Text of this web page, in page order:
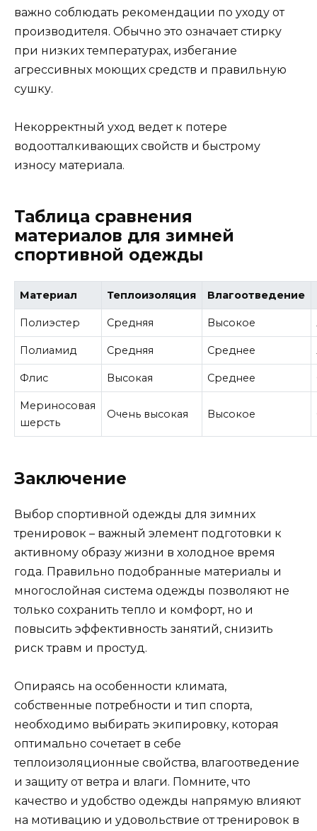
важно соблюдать рекомендации по уходу от
производителя. Обычно это означает стирку
при низких температурах, избегание
агрессивных моющих средств и правильную
сушку.
Некорректный уход ведет к потере
водоотталкивающих свойств и быстрому
износу материала.
Таблица сравнения
материалов для зимней
спортивной одежды
Материал Теплоизоляция Влагоотведение
Полиэстер Средняя Высокое
Полиамид Средняя Среднее
Флис Высокая Среднее
Мериносовая
шерсть
Очень высокая Высокое
Заключение
Выбор спортивной одежды для зимних
тренировок – важный элемент подготовки к
активному образу жизни в холодное время
года. Правильно подобранные материалы и
многослойная система одежды позволяют не
только сохранить тепло и комфорт, но и
повысить эффективность занятий, снизить
риск травм и простуд.
Опираясь на особенности климата,
собственные потребности и тип спорта,
необходимо выбирать экипировку, которая
оптимально сочетает в себе
теплоизоляционные свойства, влагоотведение
и защиту от ветра и влаги. Помните, что
качество и удобство одежды напрямую влияют
на мотивацию и удовольствие от тренировок в